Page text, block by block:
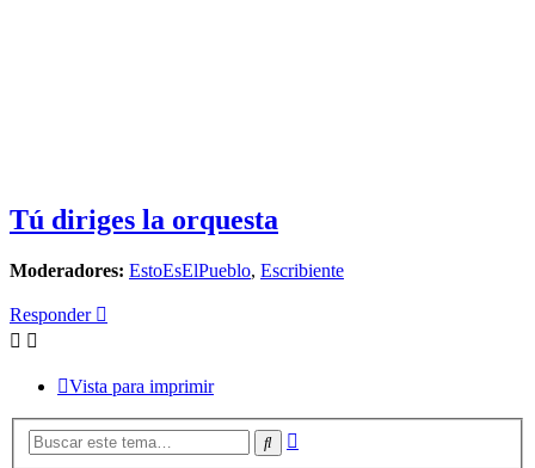
Tú diriges la orquesta
Moderadores: EstoEsElPueblo, Escribiente
Responder
Vista para imprimir
Buscar